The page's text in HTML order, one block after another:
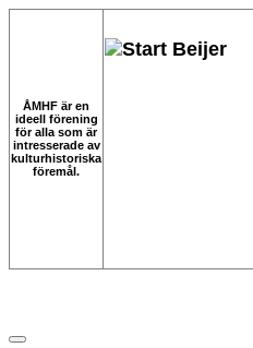
ÅMHF är en
ideell förening
för alla som är
intresserade av
kulturhistoriska
föremål.